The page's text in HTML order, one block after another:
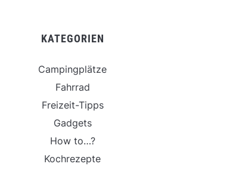
KATEGORIEN
Campingplätze
Fahrrad
Freizeit-Tipps
Gadgets
How to…?
Kochrezepte